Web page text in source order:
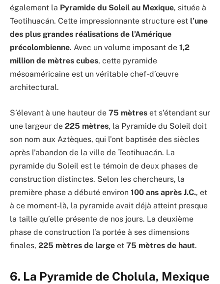
également la Pyramide du Soleil au Mexique, située à
Teotihuacán. Cette impressionnante structure est l’une
des plus grandes réalisations de l’Amérique
précolombienne. Avec un volume imposant de 1,2
million de mètres cubes, cette pyramide
mésoaméricaine est un véritable chef-d’œuvre
architectural.
S’élevant à une hauteur de 75 mètres et s’étendant sur
une largeur de 225 mètres, la Pyramide du Soleil doit
son nom aux Aztèques, qui l’ont baptisée des siècles
après l’abandon de la ville de Teotihuacán. La
pyramide du Soleil est le témoin de deux phases de
construction distinctes. Selon les chercheurs, la
première phase a débuté environ 100 ans après J.C., et
à ce moment-là, la pyramide avait déjà atteint presque
la taille qu’elle présente de nos jours. La deuxième
phase de construction l’a portée à ses dimensions
finales, 225 mètres de large et 75 mètres de haut.
6. La Pyramide de Cholula, Mexique